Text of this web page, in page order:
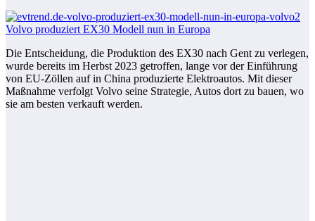
Die Entscheidung, die Produktion des EX30 nach Gent zu verlegen,
wurde bereits im Herbst 2023 getroffen, lange vor der Einführung
von EU-Zöllen auf in China produzierte Elektroautos. Mit dieser
Maßnahme verfolgt Volvo seine Strategie, Autos dort zu bauen, wo
sie am besten verkauft werden.